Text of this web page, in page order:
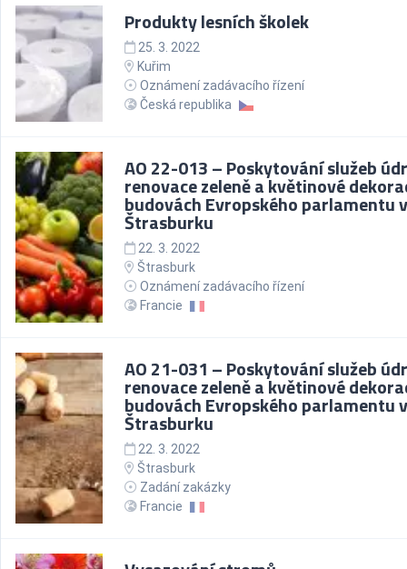
Produkty lesních školek
25. 3. 2022
Kuřim
Oznámení zadávacího řízení
Česká republika
AO 22-013 – Poskytování služeb
renovace zeleně a květinové
budovách Evropského parlamentu
Štrasburku
22. 3. 2022
Štrasburk
Oznámení zadávacího řízení
Francie
AO 21-031 – Poskytování služeb
renovace zeleně a květinové
budovách Evropského parlamentu
Štrasburku
22. 3. 2022
Štrasburk
Zadání zakázky
Francie